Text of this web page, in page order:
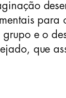
e o
que